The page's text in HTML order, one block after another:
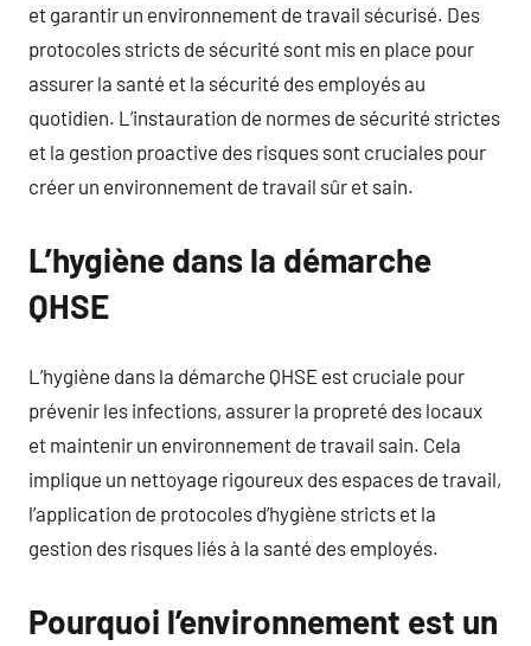
et garantir un environnement de travail sécurisé. Des
protocoles stricts de sécurité sont mis en place pour
assurer la santé et la sécurité des employés au
quotidien. L’instauration de normes de sécurité strictes
et la gestion proactive des risques sont cruciales pour
créer un environnement de travail sûr et sain.
L’hygiène dans la démarche
QHSE
L’hygiène dans la démarche QHSE est cruciale pour
prévenir les infections, assurer la propreté des locaux
et maintenir un environnement de travail sain. Cela
implique un nettoyage rigoureux des espaces de travail,
l’application de protocoles d’hygiène stricts et la
gestion des risques liés à la santé des employés.
Pourquoi l’environnement est un